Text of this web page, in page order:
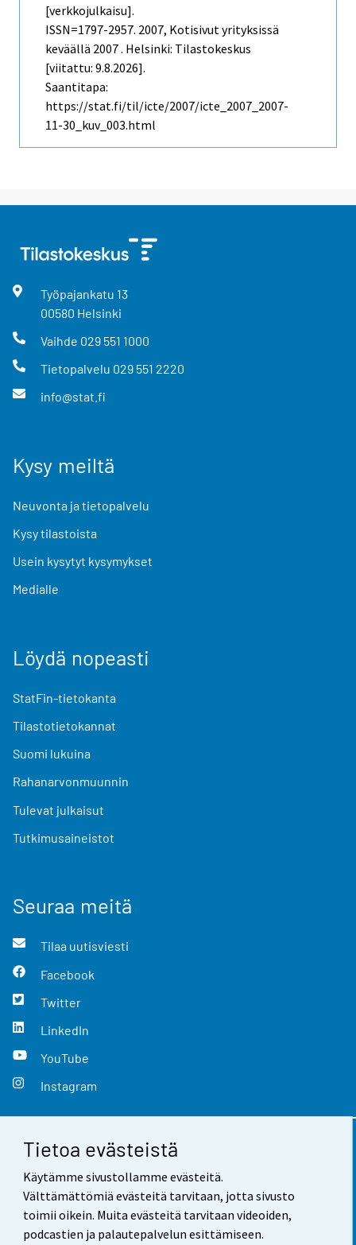
Tietoa evästeistä
Käytämme sivustollamme evästeitä.
Välttämättömiä evästeitä tarvitaan, jotta sivusto
toimii oikein. Muita evästeitä tarvitaan videoiden,
podcastien ja palautepalvelun esittämiseen.
[verkkojulkaisu].
ISSN=1797-2957. 2007, Kotisivut yrityksissä
keväällä 2007 . Helsinki: Tilastokeskus
[viitattu: 9.8.2026].
Saantitapa:
https://stat.fi/til/icte/2007/icte_2007_2007-
11-30_kuv_003.html
Työpajankatu 13
00580 Helsinki
Vaihde 029 551 1000
Tietopalvelu 029 551 2220
info@stat.fi
Kysy meiltä
Neuvonta ja tietopalvelu
Kysy tilastoista
Usein kysytyt kysymykset
Medialle
Löydä nopeasti
StatFin-tietokanta
Tilastotietokannat
Suomi lukuina
Rahanarvonmuunnin
Tulevat julkaisut
Tutkimusaineistot
Seuraa meitä
Tilaa uutisviesti
Facebook
Twitter
LinkedIn
YouTube
Instagram
Yhteystiedot
Palaute
Käyttöehdot